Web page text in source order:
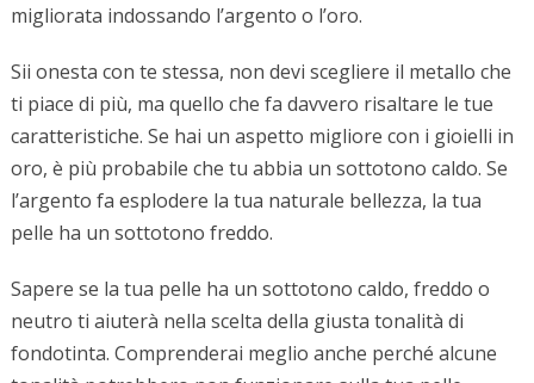
migliorata indossando l’argento o l’oro.
Sii onesta con te stessa, non devi scegliere il metallo che
ti piace di più, ma quello che fa davvero risaltare le tue
caratteristiche. Se hai un aspetto migliore con i gioielli in
oro, è più probabile che tu abbia un sottotono caldo. Se
l’argento fa esplodere la tua naturale bellezza, la tua
pelle ha un sottotono freddo.
Sapere se la tua pelle ha un sottotono caldo, freddo o
neutro ti aiuterà nella scelta della giusta tonalità di
fondotinta. Comprenderai meglio anche perché alcune